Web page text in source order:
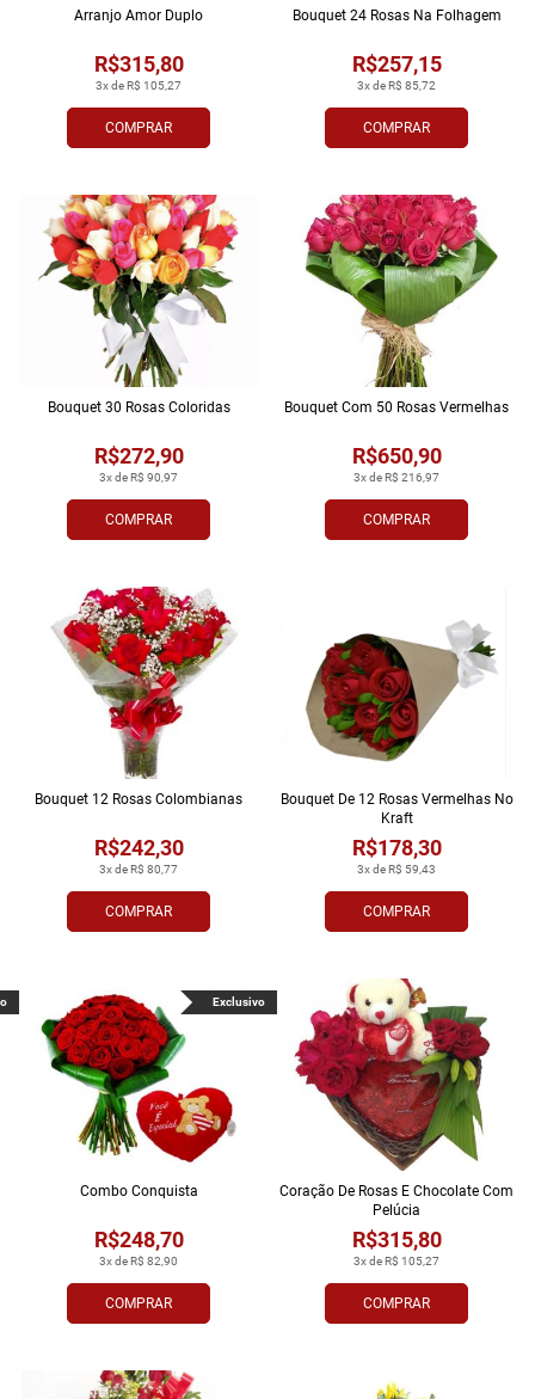
COMPRAR
3x de R$ 105,27
R$315,80
Arranjo Amor Duplo
COMPRAR
3x de R$ 85,72
R$257,15
Bouquet 24 Rosas Na Folhagem
COMPRAR
3x de R$ 90,97
R$272,90
Bouquet 30 Rosas Coloridas
COMPRAR
3x de R$ 216,97
R$650,90
Bouquet Com 50 Rosas Vermelhas
COMPRAR
3x de R$ 80,77
R$242,30
Bouquet 12 Rosas Colombianas
COMPRAR
3x de R$ 59,43
R$178,30
Bouquet De 12 Rosas Vermelhas No
Kraft
COMPRAR
3x de R$ 82,90
R$248,70
Combo Conquista
Exclusivo
COMPRAR
3x de R$ 105,27
R$315,80
Coração De Rosas E Chocolate Com
Pelúcia